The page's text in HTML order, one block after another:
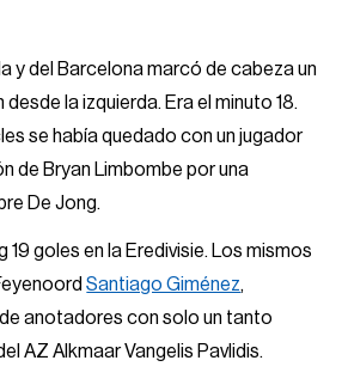
y del Barcelona marcó de cabeza un
la izquierda. Era el minuto 18.
se había quedado con un jugador
de Bryan Limbombe por una
De Jong.
19 goles en la Eredivisie. Los mismos
Santiago Giménez,
anotadores con solo un tanto
AZ Alkmaar Vangelis Pavlidis.